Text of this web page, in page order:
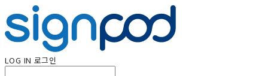
LOG IN 로그인